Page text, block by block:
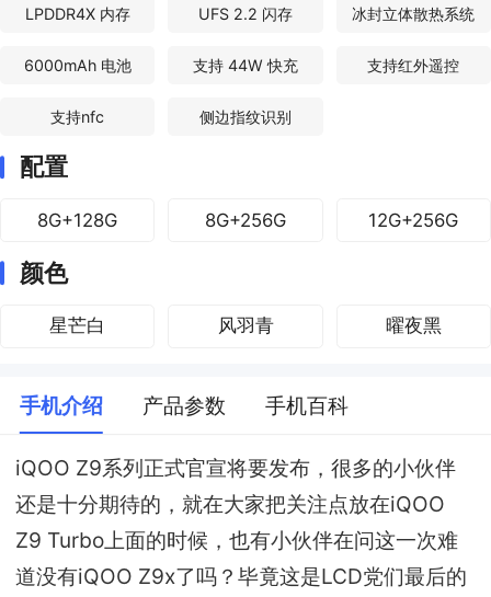
LPDDR4X 内存 UFS 2.2 闪存 冰封立体散热系统
6000mAh 电池 支持 44W 快充 支持红外遥控
支持nfc 侧边指纹识别
配置
8G+128G 8G+256G 12G+256G
颜色
星芒白 风羽青 曜夜黑
手机介绍 产品参数 手机百科
iQOO Z9系列正式官宣将要发布，很多的小伙伴
还是十分期待的，就在大家把关注点放在iQOO
Z9 Turbo上面的时候，也有小伙伴在问这一次难
道没有iQOO Z9x了吗？毕竟这是LCD党们最后的